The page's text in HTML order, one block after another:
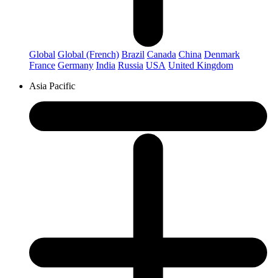
Global Global (French) Brazil Canada China Denmark
France Germany India Russia USA United Kingdom
Asia Pacific